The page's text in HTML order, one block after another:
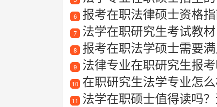
6 报考在职法律硕士资格
7 法学在职研究生考试教材
8 报考在职法学硕士需要
9 法律专业在职研究生报
10 在职研究生法学专业怎
11 法学在职硕士值得读吗